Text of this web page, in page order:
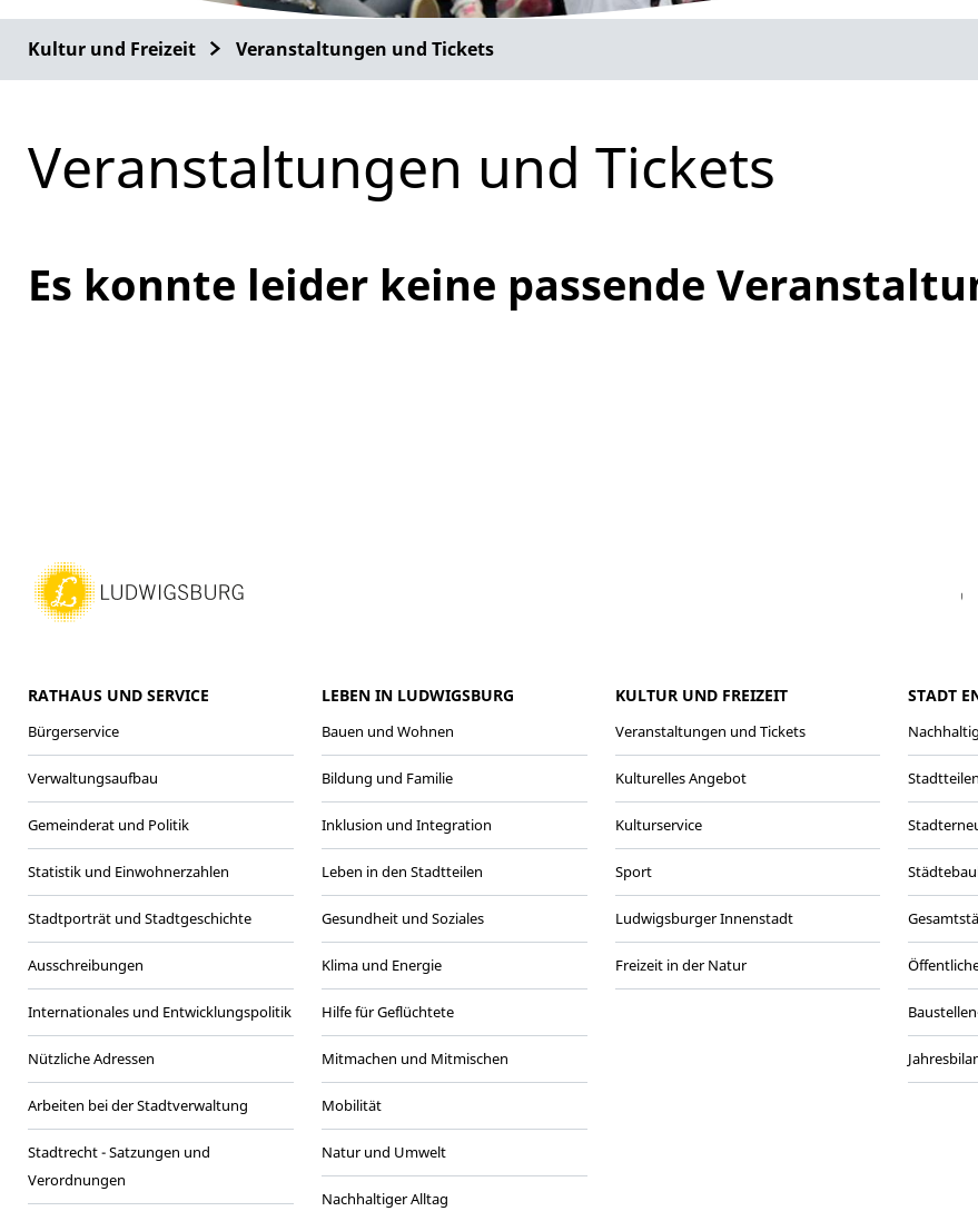
Kultur und Freizeit Veranstaltungen und Tickets
Veranstaltungen und Tickets
Es konnte leider keine passende
LinkedIn
RATHAUS UND SERVICE
Bürgerservice
Verwaltungsaufbau
Gemeinderat und Politik
Statistik und Einwohnerzahlen
Stadtporträt und Stadtgeschichte
Ausschreibungen
Internationales und Entwicklungspolitik
Nützliche Adressen
Arbeiten bei der Stadtverwaltung
Stadtrecht - Satzungen und
Verordnungen
LEBEN IN LUDWIGSBURG
Bauen und Wohnen
Bildung und Familie
Inklusion und Integration
Leben in den Stadtteilen
Gesundheit und Soziales
Klima und Energie
Hilfe für Geflüchtete
Mitmachen und Mitmischen
Mobilität
Natur und Umwelt
Nachhaltiger Alltag
KULTUR UND FREIZEIT
Veranstaltungen und Tickets
Kulturelles Angebot
Kulturservice
Sport
Ludwigsburger Innenstadt
Freizeit in der Natur
STADT